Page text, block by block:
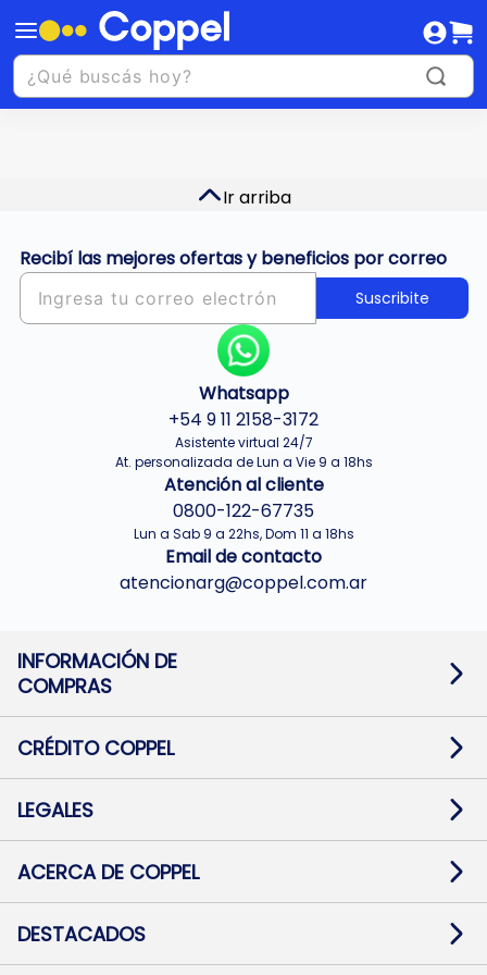
Ir arriba
Recibí las mejores ofertas y beneficios por correo
Suscribite
Whatsapp
+54 9 11 2158-3172
Asistente virtual 24/7
At. personalizada de Lun a Vie 9 a 18hs
Atención al cliente
0800-122-67735
Lun a Sab 9 a 22hs, Dom 11 a 18hs
Email de contacto
atencionarg@coppel.com.ar
INFORMACIÓN DE
COMPRAS
Términos y condiciones
Botón de arrepentimiento
Mapa de sitio
CRÉDITO COPPEL
Solicitar Crédito
Medios de Pago
Pago Fácil Online
LEGALES
Baja contratos
Defensa al consumidor CABA
ACERCA DE COPPEL
Trabajá con Nosotros
Preguntas Frecuentes
DESTACADOS